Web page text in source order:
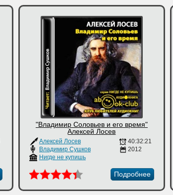
"Владимир Соловьев и его время"
Алексей Лосев
Алексей Лосев
Владимир Сушков
Нигде не купишь
40:32:21
2012
Подробнее